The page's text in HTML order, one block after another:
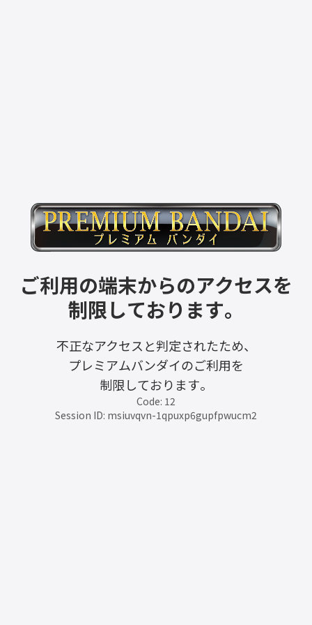
ご利用の端末からのアクセスを
制限しております。
不正なアクセスと判定されたため、
プレミアムバンダイのご利用を
制限しております。
Code: 12
Session ID: msiuvqvn-1qpuxp6gupfpwucm2